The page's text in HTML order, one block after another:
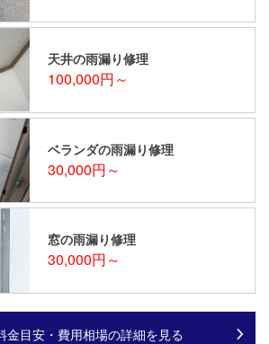
天井の雨漏り修理
100,000円～
ベランダの雨漏り修理
30,000円～
窓の雨漏り修理
30,000円～
金目安・費用相場の詳細を見る